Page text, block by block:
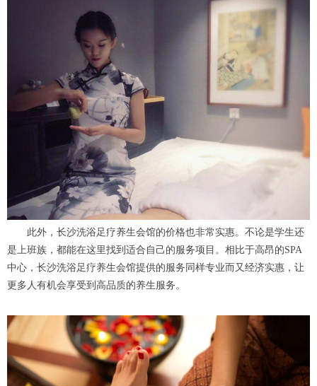
此外，长沙洗浴足疗养生会馆的价格也非常实惠。不论是学生还
是上班族，都能在这里找到适合自己的服务项目。相比于高昂的SPA
中心，长沙洗浴足疗养生会馆提供的服务同样专业而又经济实惠，让
更多人有机会享受到高品质的养生服务。